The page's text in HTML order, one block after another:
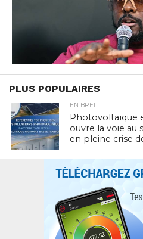
PLUS POPULAIRES
EN BREF
Photovoltaïque
ouvre la voie au
en pleine crise